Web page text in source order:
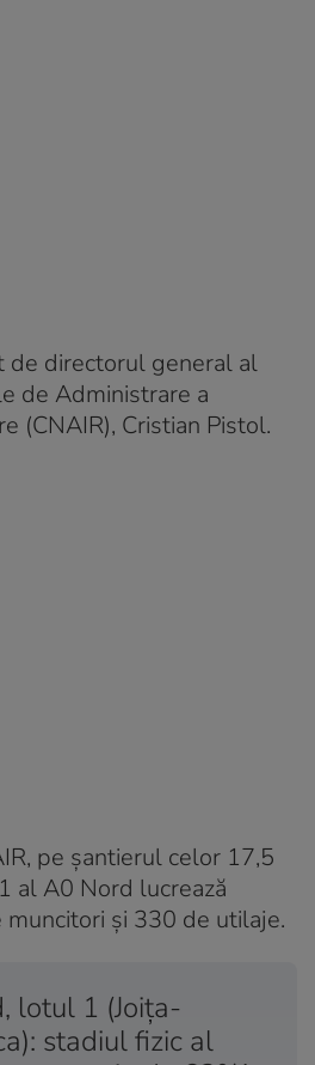
de directorul general al
de Administrare a
(CNAIR), Cristian Pistol.
pe șantierul celor 17,5
al A0 Nord lucrează
și 330 de utilaje.
lotul 1 (Joița-
stadiul fizic al